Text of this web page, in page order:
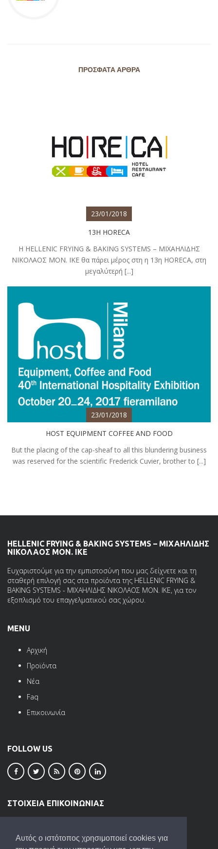
Αυτός ο ιστότοπος χρησιμοποιεί cookies για
ΠΡΌΣΦΑΤΑ ΆΡΘΡΑ
23/01/2018
13Η HORECA
Η HELLENIC FRYING & BAKING SYSTEMS – ΜΙΧΑΗΛΙΔΗΣ
ΝΙΚΟΛΑΟΣ ΜΟΝ. ΙΚΕ θα πάρει μέρος στη η 13η HORECA, στη
μεγαλύτερή [...]
23/01/2018
HOST EQUIPMENT COFFEE AND FOOD
But the placing of the cap-sheaf to all this blundering business
was reserved for the scientific Frederick Cuvier, brother to [...]
HELLENIC FRYING & BAKING SYSTEMS – ΜΙΧΑΗΛΙΔΗΣ
ΝΙΚΟΛΑΟΣ ΜΟΝ. ΙΚΕ
Ευχαριστούμε για την εμπιστοσύνη που μας δείχνετε και τη
σταθερή επιλογή σας στα προϊόντα της HELLENIC FRYING &
BAKING SYSTEMS - ΜΙΧΑΗΛΙΔΗΣ ΝΙΚΟΛΑΟΣ ΜΟΝ. ΙΚΕ, για τον
εξοπλισμό του επαγγελματικού σας χώρου.
MENU
Αρχική
Προϊόντα
Νέα
Faq
Επικοινωνία
FOLLOW US
ΣΤΟΙΧΕΙΑ ΕΠΙΚΟΙΝΩΝΙΑΣ
Τ.Κ. 57013